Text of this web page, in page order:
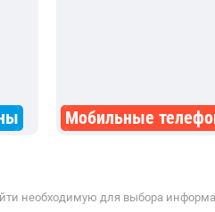
Мобильные
необходимую для выбора